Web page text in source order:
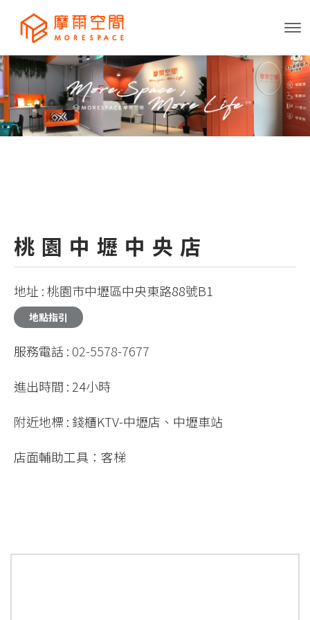
桃園中壢中央店
地址 : 桃園市中壢區中央東路88號B1
服務電話 : 02-5578-7677
進出時間 : 24小時
附近地標 : 錢櫃KTV-中壢店、中壢車站
店面輔助工具：客梯